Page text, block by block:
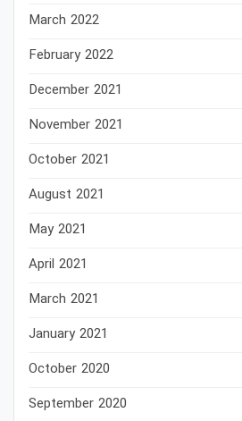
March 2022
February 2022
December 2021
November 2021
October 2021
August 2021
May 2021
April 2021
March 2021
January 2021
October 2020
September 2020